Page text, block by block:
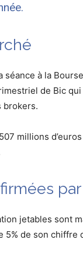
à la
de Bic qui
brokers.
millions
jetables sont
de son chiffre